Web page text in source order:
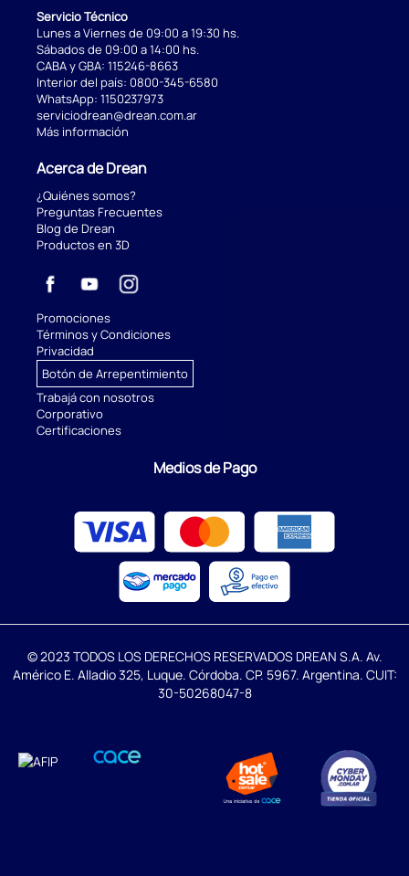
Servicio Técnico
Lunes a Viernes de 09:00 a 19:30 hs.
Sábados de 09:00 a 14:00 hs.
CABA y GBA: 115246-8663
Interior del país: 0800-345-6580
WhatsApp: 1150237973
serviciodrean@drean.com.ar
Más información
Acerca de Drean
¿Quiénes somos?
Preguntas Frecuentes
Blog de Drean
Productos en 3D
Promociones
Términos y Condiciones
Privacidad
Botón de Arrepentimiento
Trabajá con nosotros
Corporativo
Certificaciones
Medios de Pago
© 2023 TODOS LOS DERECHOS RESERVADOS DREAN S.A. Av.
Américo E. Alladio 325, Luque. Córdoba. CP. 5967. Argentina. CUIT:
30-50268047-8